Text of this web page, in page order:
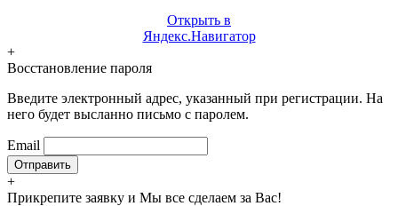
Открыть в
Яндекс.Навигатор
+
Восстановление пароля
Введите электронный адрес, указанный при регистрации. На
него будет высланно письмо с паролем.
Email
+
Прикрепите заявку и Мы все сделаем за Вас!